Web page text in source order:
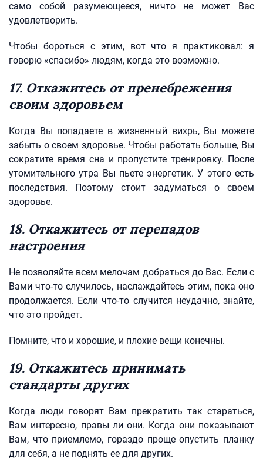
само собой разумеющееся, ничто не может Вас
удовлетворить.
Чтобы бороться с этим, вот что я практиковал: я
говорю «спасибо» людям, когда это возможно.
17. Откажитесь от пренебрежения
своим здоровьем
Когда Вы попадаете в жизненный вихрь, Вы можете
забыть о своем здоровье. Чтобы работать больше, Вы
сократите время сна и пропустите тренировку. После
утомительного утра Вы пьете энергетик. У этого есть
последствия. Поэтому стоит задуматься о своем
здоровье.
18. Откажитесь от перепадов
настроения
Не позволяйте всем мелочам добраться до Вас. Если с
Вами что-то случилось, наслаждайтесь этим, пока оно
продолжается. Если что-то случится неудачно, знайте,
что это пройдет.
Помните, что и хорошие, и плохие вещи конечны.
19. Откажитесь принимать
стандарты других
Когда люди говорят Вам прекратить так стараться,
Вам интересно, правы ли они. Когда они показывают
Вам, что приемлемо, гораздо проще опустить планку
для себя, а не поднять ее для других.